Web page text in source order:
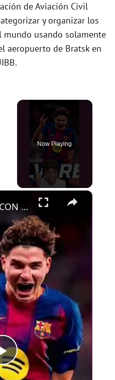
de Aviación Civil
y organizar los
usando solamente
aeropuerto de Bratsk en
Now Playing
×
P
CABREADOS CON ALEMANY